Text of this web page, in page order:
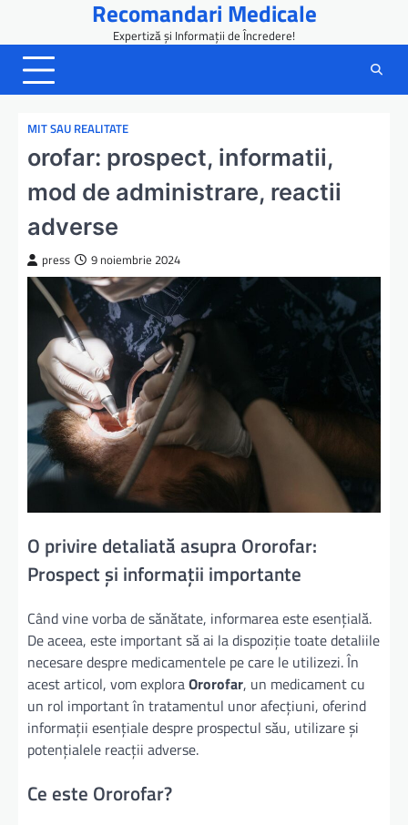
content
Recomandari Medicale
Expertiză și Informații de Încredere!
MIT SAU REALITATE
orofar: prospect, informatii,
mod de administrare, reactii
adverse
press 9 noiembrie 2024
O privire detaliată asupra Ororofar:
Prospect și informații importante
Când vine vorba de sănătate, informarea este esențială.
De aceea, este important să ai la dispoziție toate detaliile
necesare despre medicamentele pe care le utilizezi. În
acest articol, vom exploraOrorofar, un medicament cu
un rol important în tratamentul unor afecțiuni, oferind
informații esențiale despre prospectul său, utilizare și
potențialele reacții adverse.
Ce este Ororofar?